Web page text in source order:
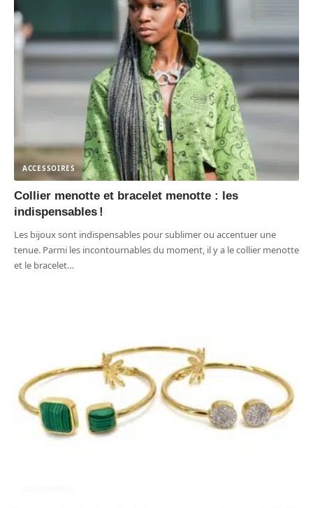
ACCESSOIRES
Collier menotte et bracelet menotte : les
indispensables !
Les bijoux sont indispensables pour sublimer ou accentuer une
tenue. Parmi les incontournables du moment, il y a le collier menotte
et le bracelet…